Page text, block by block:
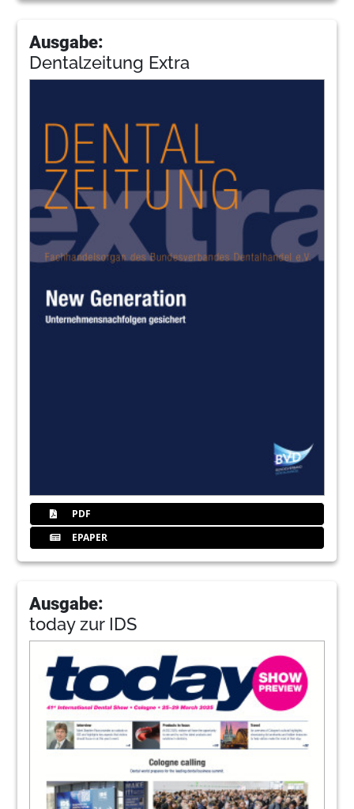
Ausgabe:
Dentalzeitung Extra
PDF
EPAPER
Ausgabe:
today zur IDS